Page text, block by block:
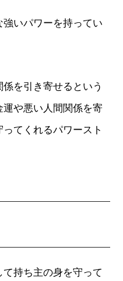
いパワーを持ってい
を引き寄せるという
や悪い人間関係を寄
てくれるパワースト
持ち主の身を守って